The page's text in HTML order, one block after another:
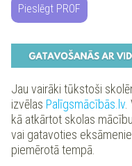
Pieslēgt PROF
Jau vairāki tūkstoši
izvēlas Palīgsmācībās.lv
kā atkārtot skolas
vai gatavoties
piemērotā tempā.